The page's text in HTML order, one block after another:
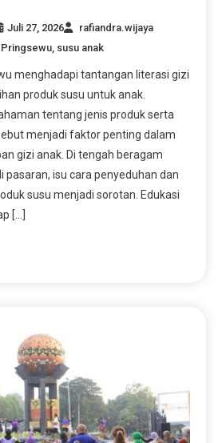
Juli 27, 2026
rafiandra.wijaya
Pringsewu, susu anak
menghadapi tantangan literasi gizi
produk susu untuk anak.
tentang jenis produk serta
menjadi faktor penting dalam
gizi anak. Di tengah beragam
pasaran, isu cara penyeduhan dan
susu menjadi sorotan. Edukasi
[…]